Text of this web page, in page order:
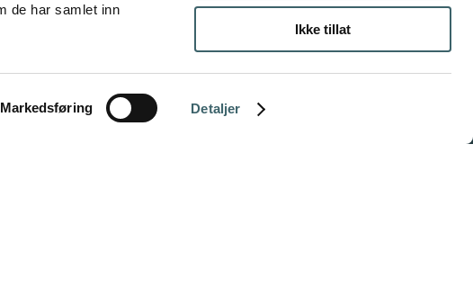
de har samlet inn
Markedsføring Detaljer
Ikke tillat